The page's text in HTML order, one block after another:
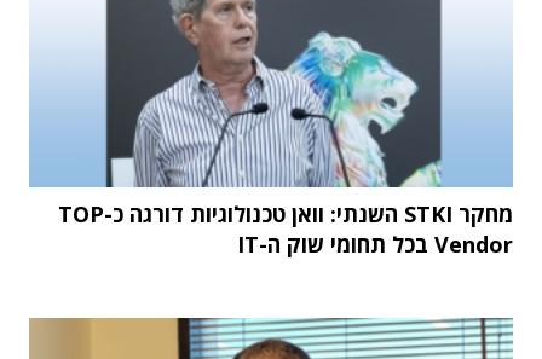
מחקר STKI השנתי: וואן טכנולוגיות דורגה כ-TOP
Vendor בכל תחומי שוק ה-IT